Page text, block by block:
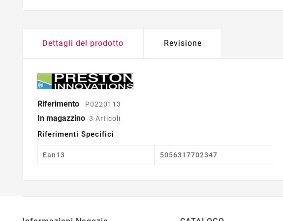
Dettagli del prodotto Revisione
Riferimento P0220113
In magazzino 3 Articoli
Riferimenti Specifici
Ean13 5056317702347